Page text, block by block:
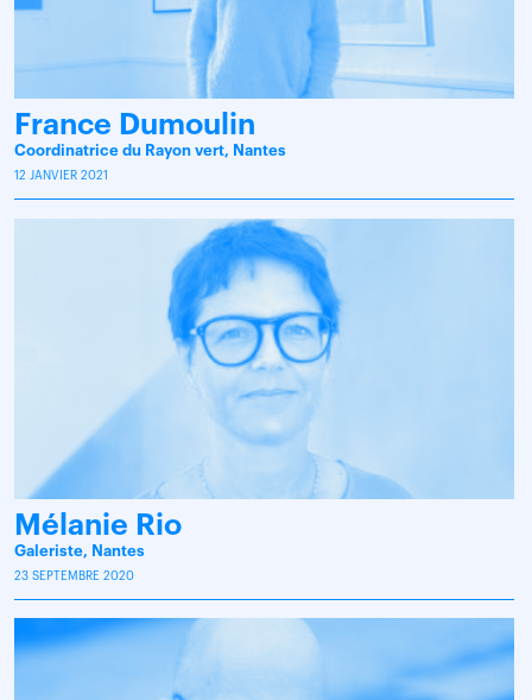
France Dumoulin
Coordinatrice du Rayon vert, Nantes
12 JANVIER 2021
Mélanie Rio
Galeriste, Nantes
23 SEPTEMBRE 2020